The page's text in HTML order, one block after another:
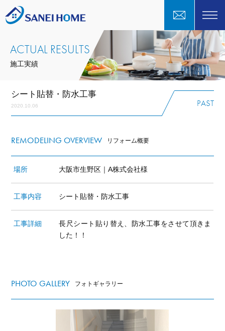
ACTUAL RESULTS
施工実績
PAST
シート貼替・防水工事
2020.10.06
REMODELING OVERVIEW リフォーム概要
場所 大阪市生野区｜A株式会社様
工事内容 シート貼替・防水工事
工事詳細
長尺シート貼り替え、防水工事をさせて頂きま
した！！
PHOTO GALLERY フォトギャラリー